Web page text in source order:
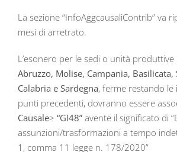
La sezione “InfoAggcausaliContrib” va
mesi di arretrato.
L’esonero per le sedi o unità produttive
Abruzzo, Molise, Campania, Basilicata,
Calabria e Sardegna, ferme restando le
punti precedenti, dovranno essere
Causale> “GI48”avente il significato di
assunzioni/trasformazioni a tempo
1, comma 11 legge n. 178/2020”